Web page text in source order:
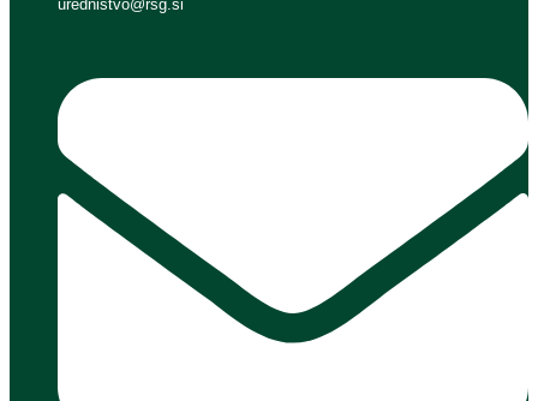
urednistvo@rsg.si